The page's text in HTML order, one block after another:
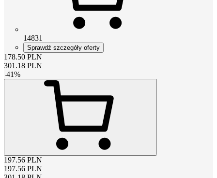
14831
Sprawdź szczegóły oferty
178.50 PLN
301.18 PLN
-41%
197.56 PLN
197.56 PLN